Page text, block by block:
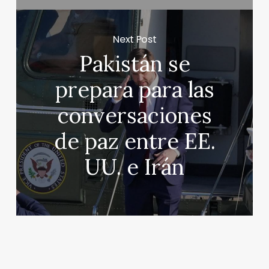
Next Post
Pakistán se
prepara para las
conversaciones
de paz entre EE.
UU. e Irán